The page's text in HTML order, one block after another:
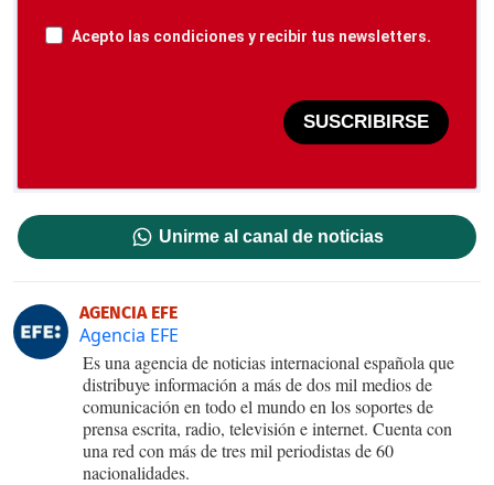
Acepto las condiciones y recibir tus newsletters.
SUSCRIBIRSE
Unirme al canal de noticias
AGENCIA EFE
Agencia EFE
Es una agencia de noticias internacional española que
distribuye información a más de dos mil medios de
comunicación en todo el mundo en los soportes de
prensa escrita, radio, televisión e internet. Cuenta con
una red con más de tres mil periodistas de 60
nacionalidades.